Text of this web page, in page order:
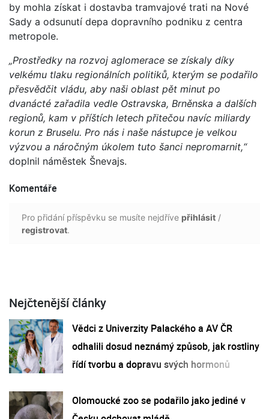
by mohla získat i dostavba tramvajové trati na Nové
Sady a odsunutí depa dopravního podniku z centra
metropole.
„Prostředky na rozvoj aglomerace se získaly díky
velkému tlaku regionálních politiků, kterým se podařilo
přesvědčit vládu, aby naši oblast pět minut po
dvanácté zařadila vedle Ostravska, Brněnska a dalších
regionů, kam v příštích letech přitečou navíc miliardy
korun z Bruselu. Pro nás i naše nástupce je velkou
výzvou a náročným úkolem tuto šanci nepromarnit,“
doplnil náměstek Šnevajs.
Komentáře
Pro přidání příspěvku se musíte nejdříve přihlásit /
registrovat.
Nejčtenější články
Vědci z Univerzity Palackého a AV ČR
odhalili dosud neznámý způsob, jak rostliny
řídí tvorbu a dopravu svých hormonů
Olomoucké zoo se podařilo jako jediné v